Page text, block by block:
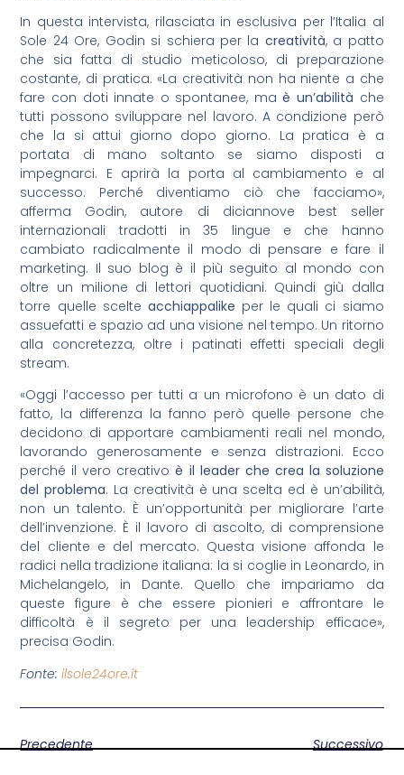
In questa intervista, rilasciata in esclusiva per l’Italia al
Sole 24 Ore, Godin si schiera per la creatività, a patto
che sia fatta di studio meticoloso, di preparazione
costante, di pratica. «La creatività non ha niente a che
fare con doti innate o spontanee, maè un’abilità che
tutti possono sviluppare nel lavoro. A condizione però
che la si attui giorno dopo giorno. La pratica è a
portata di mano soltanto se siamo disposti a
impegnarci. E aprirà la porta al cambiamento e al
successo. Perché diventiamo ciò che facciamo»,
afferma Godin, autore di diciannove best seller
internazionali tradotti in 35 lingue e che hanno
cambiato radicalmente il modo di pensare e fare il
marketing. Il suo blog è il più seguito al mondo con
oltre un milione di lettori quotidiani. Quindi giù dalla
torre quelle scelte acchiappalike per le quali ci siamo
assuefatti e spazio ad una visione nel tempo. Un ritorno
alla concretezza, oltre i patinati effetti speciali degli
stream.
«Oggi l’accesso per tutti a un microfono è un dato di
fatto, la differenza la fanno però quelle persone che
decidono di apportare cambiamenti reali nel mondo,
lavorando generosamente e senza distrazioni. Ecco
perché il vero creativoè il leader che crea la soluzione
del problema. La creatività è una scelta ed è un’abilità,
non un talento. È un’opportunità per migliorare l’arte
dell’invenzione. È il lavoro di ascolto, di comprensione
del cliente e del mercato. Questa visione affonda le
radici nella tradizione italiana: la si coglie in Leonardo, in
Michelangelo, in Dante. Quello che impariamo da
queste figure è che essere pionieri e affrontare le
difficoltà è il segreto per una leadership efficace»,
precisa Godin.
Fonte:ilsole24ore.it
Precedente Successivo